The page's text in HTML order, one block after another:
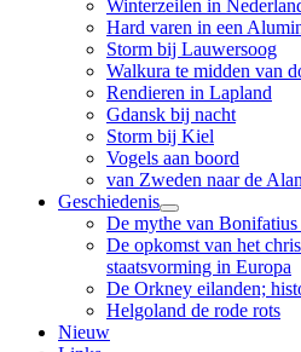
Winterzeilen in
Hard varen in een
Storm bij Lauwersoog
Walkura te midden van
Rendieren in Lapland
Gdansk bij nacht
Storm bij Kiel
Vogels aan boord
van Zweden naar de
Geschiedenis
De mythe van
De opkomst van het
staatsvorming in Europa
De Orkney eilanden;
Helgoland de rode rots
Nieuw